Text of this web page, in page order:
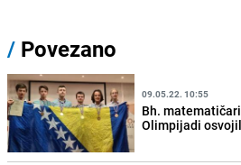
/ Povezano
09.05.22. 10:55
Bh.
Olimpijadi